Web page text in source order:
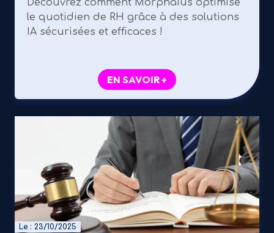
Découvrez comment Morphaius optimise
le quotidien de RH grâce à des solutions
IA sécurisées et efficaces !
EN SAVOIR +
Le : 23/10/2025